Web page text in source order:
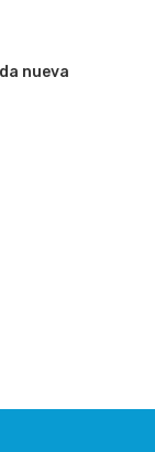
nueva